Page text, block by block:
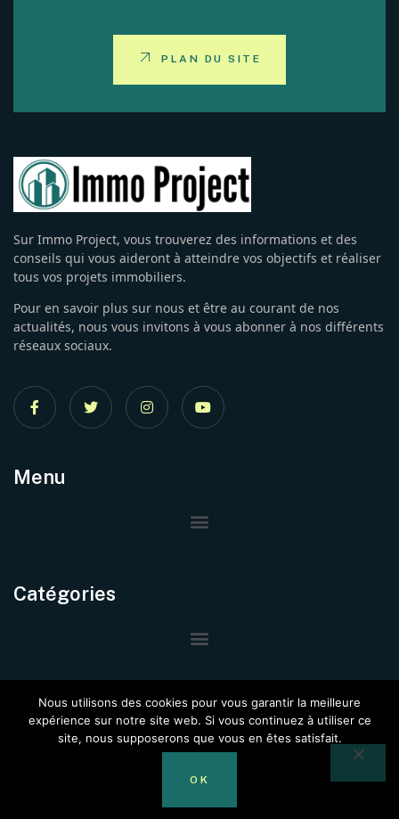
PLAN DU SITE
Sur Immo Project, vous trouverez des informations et des
conseils qui vous aideront à atteindre vos objectifs et réaliser
tous vos projets immobiliers.
Pour en savoir plus sur nous et être au courant de nos
actualités, nous vous invitons à vous abonner à nos différents
réseaux sociaux.
Menu
Catégories
Immo Project@2024. Tous Droits Réservés.
Nous utilisons des cookies pour vous garantir la meilleure
expérience sur notre site web. Si vous continuez à utiliser ce
site, nous supposerons que vous en êtes satisfait.
OK